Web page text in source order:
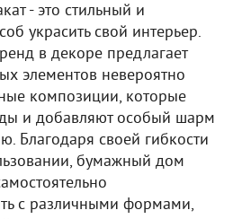
- это стильный и
украсить свой интерьер.
в декоре предлагает
элементов невероятно
композиции, которые
и добавляют особый шарм
Благодаря своей гибкости
бумажный дом
с различными формами,